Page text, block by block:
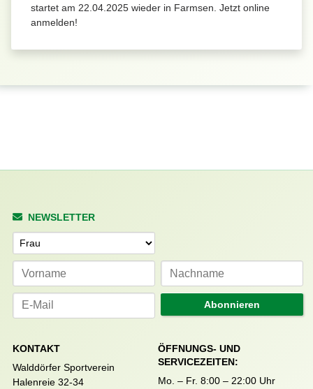
startet am 22.04.2025 wieder in Farmsen. Jetzt online
anmelden!
NEWSLETTER
Anrede
Abonnieren
KONTAKT
Walddörfer Sportverein
Halenreie 32-34
ÖFFNUNGS- UND
SERVICEZEITEN:
Mo. – Fr. 8:00 – 22:00 Uhr